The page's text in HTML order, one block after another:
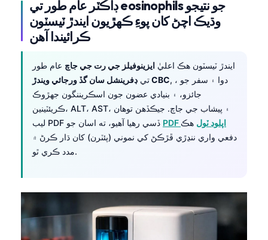
ڊاڪٽر عام طور تي eosinophils جو نتيجو
وڌيڪ اچڻ کان پوءِ ڪهڙيون ايندڙ ٽيسٽون
ڪرائيندا آهن
ايندڙ ٽيسٽون هڪ اعليٰ ايزينوفيلز جي رت جي جاچ عام طور
تيڊفرينشل سان گڏ ورجائي ويندڙ CBC, ، دوا ۽ سفر جو
جائزو، ۽ بنيادي عضون جون اسڪريننگون جهڙوڪ
ڪريئٽينين، ALT، AST، ۽ پيشاب جي جاچ. جيڪڏهن توهان
PDF اپلوڊ ٽول هڪ
دفعي واري ننڍڙي ڦڙڪڻ کي نموني (پئٽرن) کان ڌار ڪرڻ ۾
مدد ڪري ٿو.
ພາສາລາວ
Cebuano
ئۇيغۇرچە
Кыргызча
Татар теле
Беларуская мова
Frysk
Ślōnskŏ gŏdka